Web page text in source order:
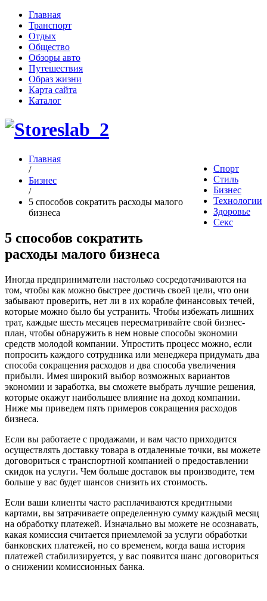
Главная
Транспорт
Отдых
Общество
Обзоры авто
Путешествия
Образ жизни
Карта сайта
Каталог
Спорт
Стиль
Бизнес
Технологии
Здоровье
Секс
Главная
/
Бизнес
/
5 способов сократить расходы малого
бизнеса
5 способов сократить
расходы малого бизнеса
Иногда предприниматели настолько сосредотачиваются на
том, чтобы как можно быстрее достичь своей цели, что они
забывают проверить, нет ли в их корабле финансовых течей,
которые можно было бы устранить. Чтобы избежать лишних
трат, каждые шесть месяцев пересматривайте свой бизнес-
план, чтобы обнаружить в нем новые способы экономии
средств молодой компании. Упростить процесс можно, если
попросить каждого сотрудника или менеджера придумать два
способа сокращения расходов и два способа увеличения
прибыли. Имея широкий выбор возможных вариантов
экономии и заработка, вы сможете выбрать лучшие решения,
которые окажут наибольшее влияние на доход компании.
Ниже мы приведем пять примеров сокращения расходов
бизнеса.
Если вы работаете с продажами, и вам часто приходится
осуществлять доставку товара в отдаленные точки, вы можете
договориться с транспортной компанией о предоставлении
скидок на услуги. Чем больше доставок вы производите, тем
больше у вас будет шансов снизить их стоимость.
Если ваши клиенты часто расплачиваются кредитными
картами, вы затрачиваете определенную сумму каждый месяц
на обработку платежей. Изначально вы можете не осознавать,
какая комиссия считается приемлемой за услуги обработки
банковских платежей, но со временем, когда ваша история
платежей стабилизируется, у вас появится шанс договориться
о снижении комиссионных банка.